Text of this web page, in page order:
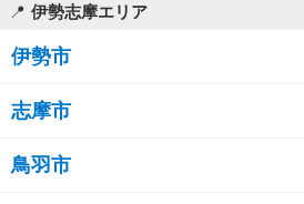
伊勢志摩エリア
伊勢市
志摩市
鳥羽市